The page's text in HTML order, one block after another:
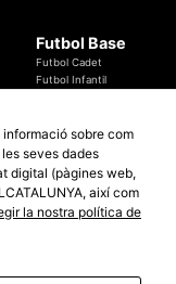
Futbol Base
Futbol Cadet
Futbol Infantil
Catalunya Absoluta 2019
del Rei 2019 - 2020
sobre com
seves dades
digital (pàgines web,
així com
la nostra política de